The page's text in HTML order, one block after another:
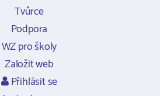
Tvůrce
Podpora
WZ pro školy
Založit web
Přihlásit se